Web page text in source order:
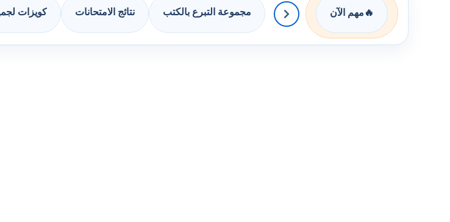
🔥 مهم الآن مجموعة التبرع بالكتب نتائج الامتحانات كويزات